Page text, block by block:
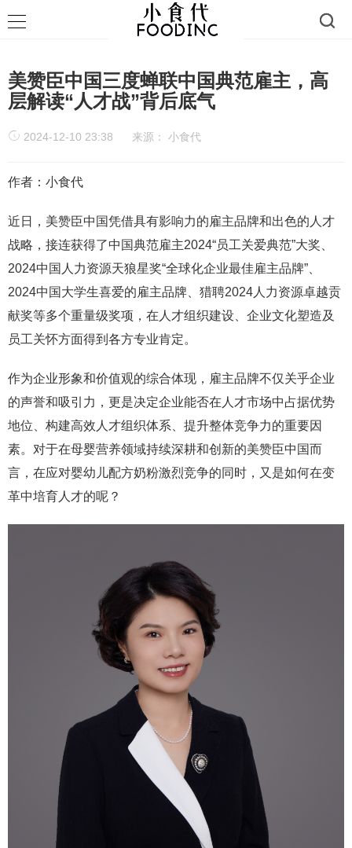
美赞臣中国三度蝉联中国典范雇主，高
层解读“人才战”背后底气
2024-12-10 23:38 来源： 小食代
作者：小食代
近日，美赞臣中国凭借具有影响力的雇主品牌和出色的人才
战略，接连获得了中国典范雇主2024“员工关爱典范”大奖、
2024中国人力资源天狼星奖“全球化企业最佳雇主品牌”、
2024中国大学生喜爱的雇主品牌、猎聘2024人力资源卓越贡
献奖等多个重量级奖项，在人才组织建设、企业文化塑造及
员工关怀方面得到各方专业肯定。
作为企业形象和价值观的综合体现，雇主品牌不仅关乎企业
的声誉和吸引力，更是决定企业能否在人才市场中占据优势
地位、构建高效人才组织体系、提升整体竞争力的重要因
素。对于在母婴营养领域持续深耕和创新的美赞臣中国而
言，在应对婴幼儿配方奶粉激烈竞争的同时，又是如何在变
革中培育人才的呢？